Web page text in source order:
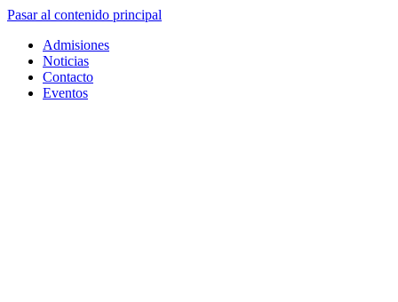
Pasar al contenido principal
Admisiones
Noticias
Contacto
Eventos